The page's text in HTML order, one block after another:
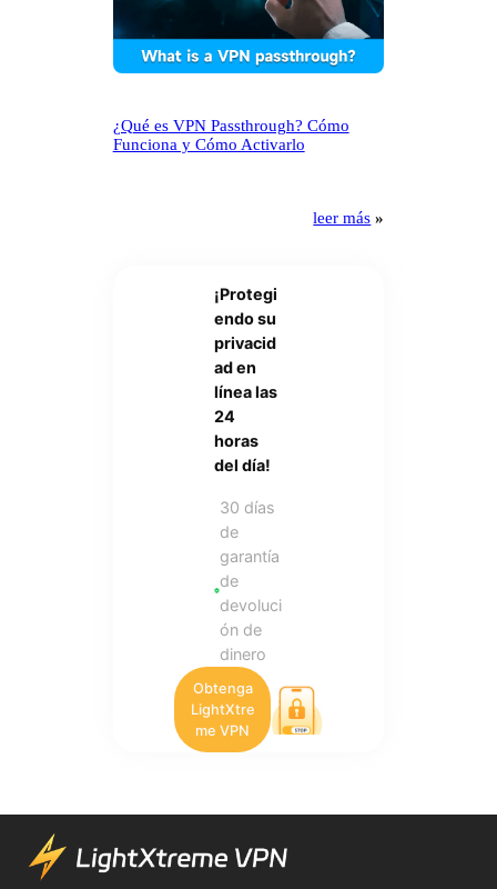
¿Qué es VPN Passthrough? Cómo
Funciona y Cómo Activarlo
leer más »
¡Protegi
endo su
privacid
ad en
línea las
24
horas
del día!
30 días
de
garantía
de
devoluci
ón de
dinero
Obtenga
LightXtre
me VPN